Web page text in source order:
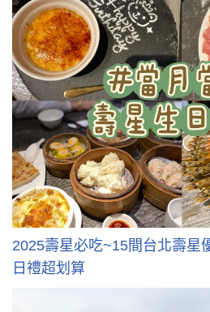
2025壽星必吃~15間台北壽星
日禮超划算